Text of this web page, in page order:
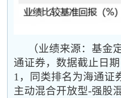
（业绩来源：基金
通证券，数据截止日
1，同类排名为海通证
主动混合开放型-强股